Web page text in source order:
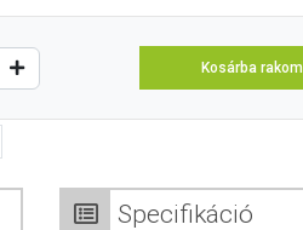
Kosárba rakom
Specifikáció